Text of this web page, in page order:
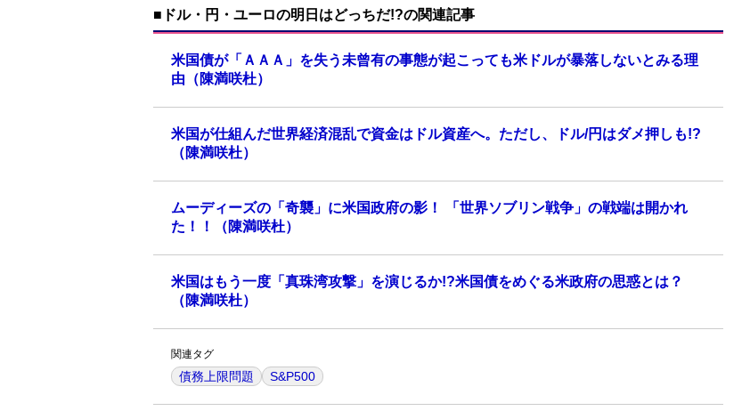
■ドル・円・ユーロの明日はどっちだ!?の関連記事
米国債が「ＡＡＡ」を失う未曾有の事態が起こっても米ドルが暴落しないとみる理
由（陳満咲杜）
米国が仕組んだ世界経済混乱で資金はドル資産へ。ただし、ドル/円はダメ押しも!?
（陳満咲杜）
ムーディーズの「奇襲」に米国政府の影！ 「世界ソブリン戦争」の戦端は開かれ
た！！（陳満咲杜）
米国はもう一度「真珠湾攻撃」を演じるか!?米国債をめぐる米政府の思惑とは？
（陳満咲杜）
関連タグ
債務上限問題 S&P500